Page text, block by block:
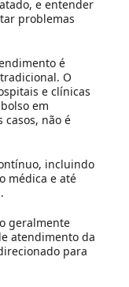
e entender
problemas
é
O
e clínicas
em
não é
incluindo
médica e até
geralmente
atendimento da
para